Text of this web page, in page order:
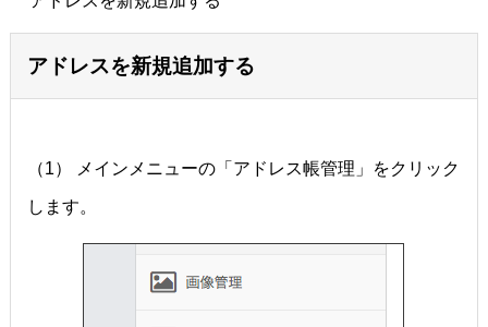
アドレスを新規追加する
（1） メインメニューの「アドレス帳管理」をクリック
します。